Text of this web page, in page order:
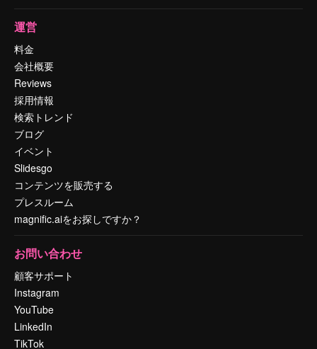
運営
料金
会社概要
Reviews
採用情報
検索トレンド
ブログ
イベント
Slidesgo
コンテンツを販売する
プレスルーム
magnific.aiをお探しですか？
お問い合わせ
顧客サポート
Instagram
YouTube
LinkedIn
TikTok